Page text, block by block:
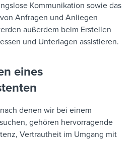
Kommunikation sowie das
Anfragen und Anliegen
außerdem beim Erstellen
und Unterlagen assistieren.
eines
denen wir bei einem
gehören hervorragende
Vertrautheit im Umgang mit